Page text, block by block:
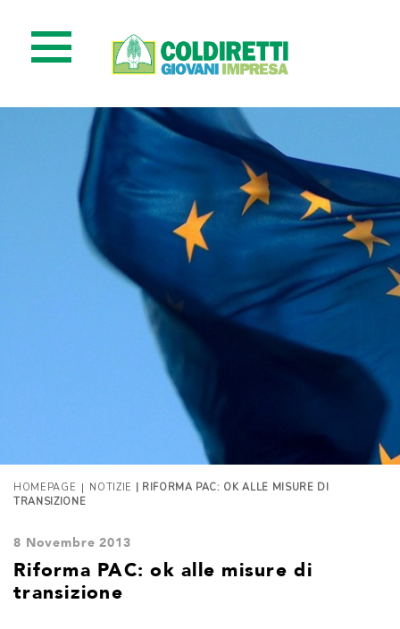
HOMEPAGE | NOTIZIE
| RIFORMA PAC: OK ALLE MISURE DI
TRANSIZIONE
8 Novembre 2013
Riforma PAC: ok alle misure di
transizione